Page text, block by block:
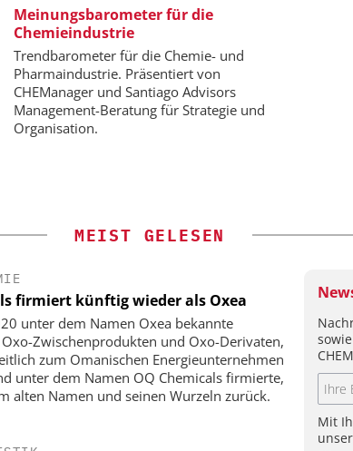
Meinungsbarometer für die
Chemieindustrie
Trendbarometer für die Chemie- und
Pharmaindustrie. Präsentiert von
CHEManager und Santiago Advisors
Management-Beratung für Strategie und
Organisation.
ALEXANDER THAMM GMBH
Der neue Katalysator
MEIST GELESEN
firmiert künftig wieder als Oxea
unter dem Namen Oxea bekannte
Zwischenprodukten und Oxo-Derivaten,
zum Omanischen Energieunternehmen
unter dem Namen OQ Chemicals firmierte,
alten Namen und seinen Wurzeln zurück.
Mit